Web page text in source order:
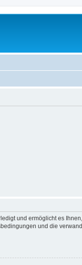
und ermöglicht es
und die